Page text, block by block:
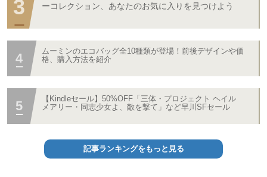
ーコレクション、あなたのお気に入りを見つけよう
ムーミンのエコバッグ全10種類が登場！前後デザインや価
格、購入方法を紹介
【Kindleセール】50%OFF「三体・プロジェクト ヘイル
メアリー・同志少女よ、敵を撃て」など早川SFセール
記事ランキングをもっと見る